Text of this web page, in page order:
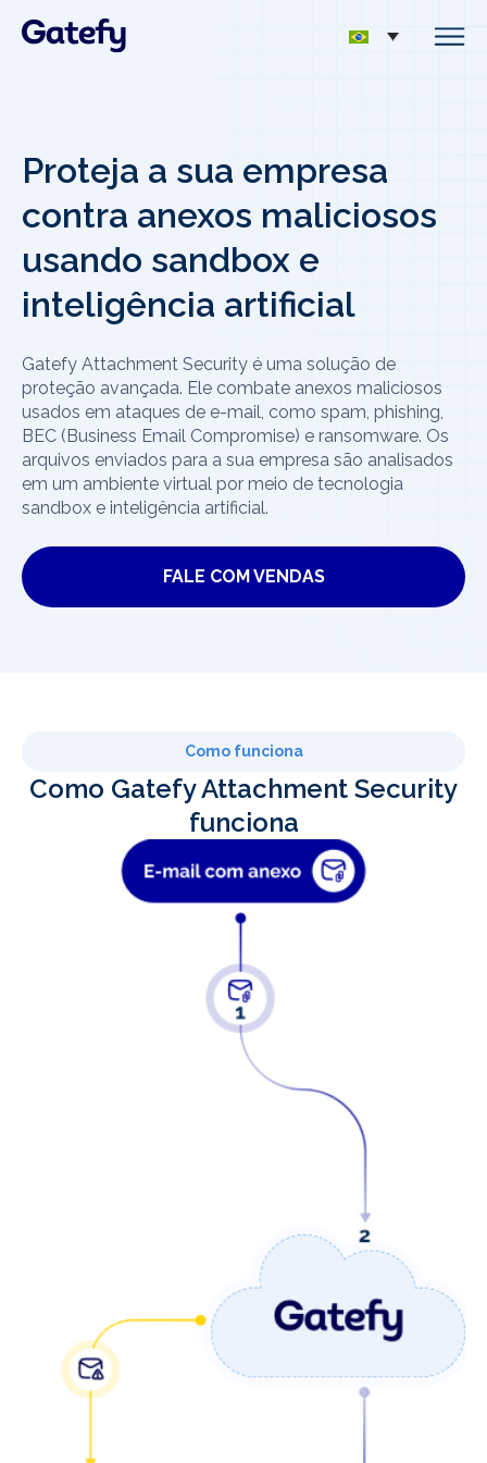
Proteja a sua empresa
contra anexos maliciosos
usando sandbox e
inteligência artificial
Gatefy Attachment Security é uma solução de
proteção avançada. Ele combate anexos maliciosos
usados em ataques de e-mail, como spam, phishing,
BEC (Business Email Compromise) e ransomware. Os
arquivos enviados para a sua empresa são analisados
em um ambiente virtual por meio de tecnologia
sandbox e inteligência artificial.
FALE COM VENDAS
Como funciona
Como Gatefy Attachment Security
funciona